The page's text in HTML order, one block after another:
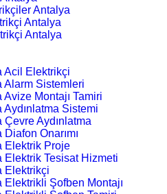
Antalya
Antalya
Antalya
Acil Elektrikçi
Alarm Sistemleri
Avize Montajı Tamiri
Aydınlatma Sistemi
Çevre Aydınlatma
Onarımı
Elektrik Proje
Elektrik Tesisat Hizmeti
Elektrikçi
Elektrikli Şofben Montajı